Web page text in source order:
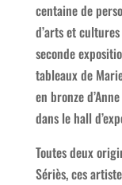
centaine de
d’arts et
seconde
tableaux de
en bronze
dans le hall
Toutes deux
Sériès, ces